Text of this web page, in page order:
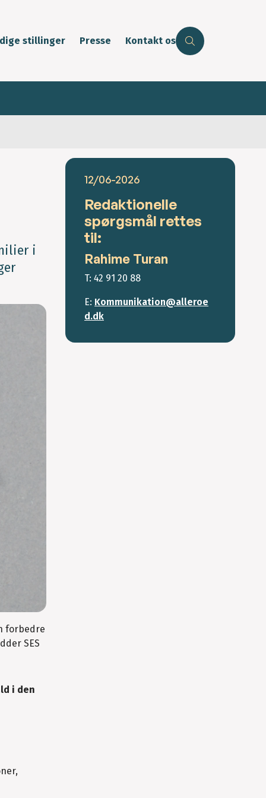
stillinger Presse Kontakt os
i
forbedre
SES
i den
12/06-2026
Redaktionelle
spørgsmål rettes
til:
Rahime Turan
T: 42 91 20 88
E: Kommunikation@alleroe
d.dk